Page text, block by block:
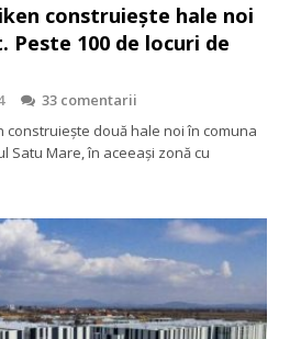
construiește hale noi
Peste 100 de locuri de
33 comentarii
construiește două hale noi în comuna
Satu Mare, în aceeași zonă cu